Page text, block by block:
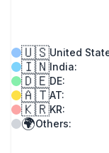
🇺🇸United
🇮🇳India:
🇩🇪DE:
🇦🇹AT:
🇰🇷KR:
🌍Others: